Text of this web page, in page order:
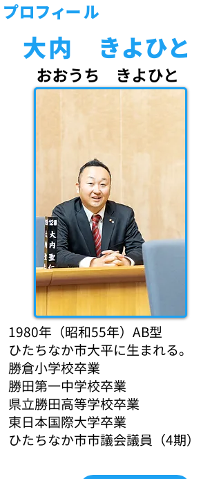
プロフィール
​大内 きよひと
​おおうち きよひと
1980年（昭和55年）AB型
ひたちなか市大平に生まれる。
勝倉小学校卒業
勝田第一中学校卒業
県立勝田高等学校卒業
東日本国際大学卒業
ひたちなか市市議会議員（4期）